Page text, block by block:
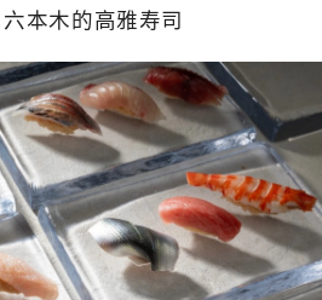
本木的高雅寿司